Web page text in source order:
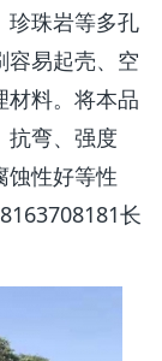
珍珠岩等多孔
容易起壳、空
材料。将本品
抗弯、强度
蚀性好等性
长